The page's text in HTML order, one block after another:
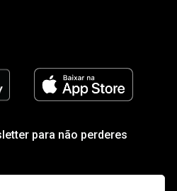
para não perderes